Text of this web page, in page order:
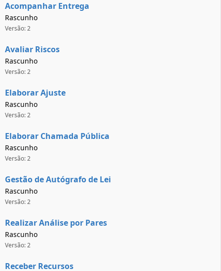
Acompanhar Entrega
Rascunho
Versão: 2
Avaliar Riscos
Rascunho
Versão: 2
Elaborar Ajuste
Rascunho
Versão: 2
Elaborar Chamada Pública
Rascunho
Versão: 2
Gestão de Autógrafo de Lei
Rascunho
Versão: 2
Realizar Análise por Pares
Rascunho
Versão: 2
Receber Recursos